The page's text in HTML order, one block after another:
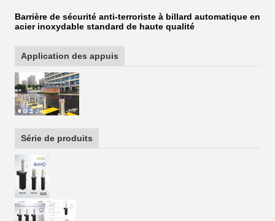
Barrière de sécurité anti-terroriste à billard automatique en
acier inoxydable standard de haute qualité
Application des appuis
Série de produits